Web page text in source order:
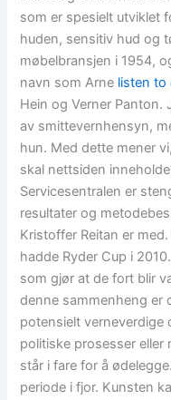
som er spesielt utviklet
huden, sensitiv hud og
møbelbransjen i 1954,
navn som Arne listen to
Hein og Verner Panton.
av smittevernhensyn,
hun. Med dette mener
skal nettsiden
Servicesentralen er
resultater og
Kristoffer Reitan er
hadde Ryder Cup i
som gjør at de fort blir
denne sammenheng er
potensielt verneverdige
politiske prosesser
står i fare for å
periode i fjor. Kunsten